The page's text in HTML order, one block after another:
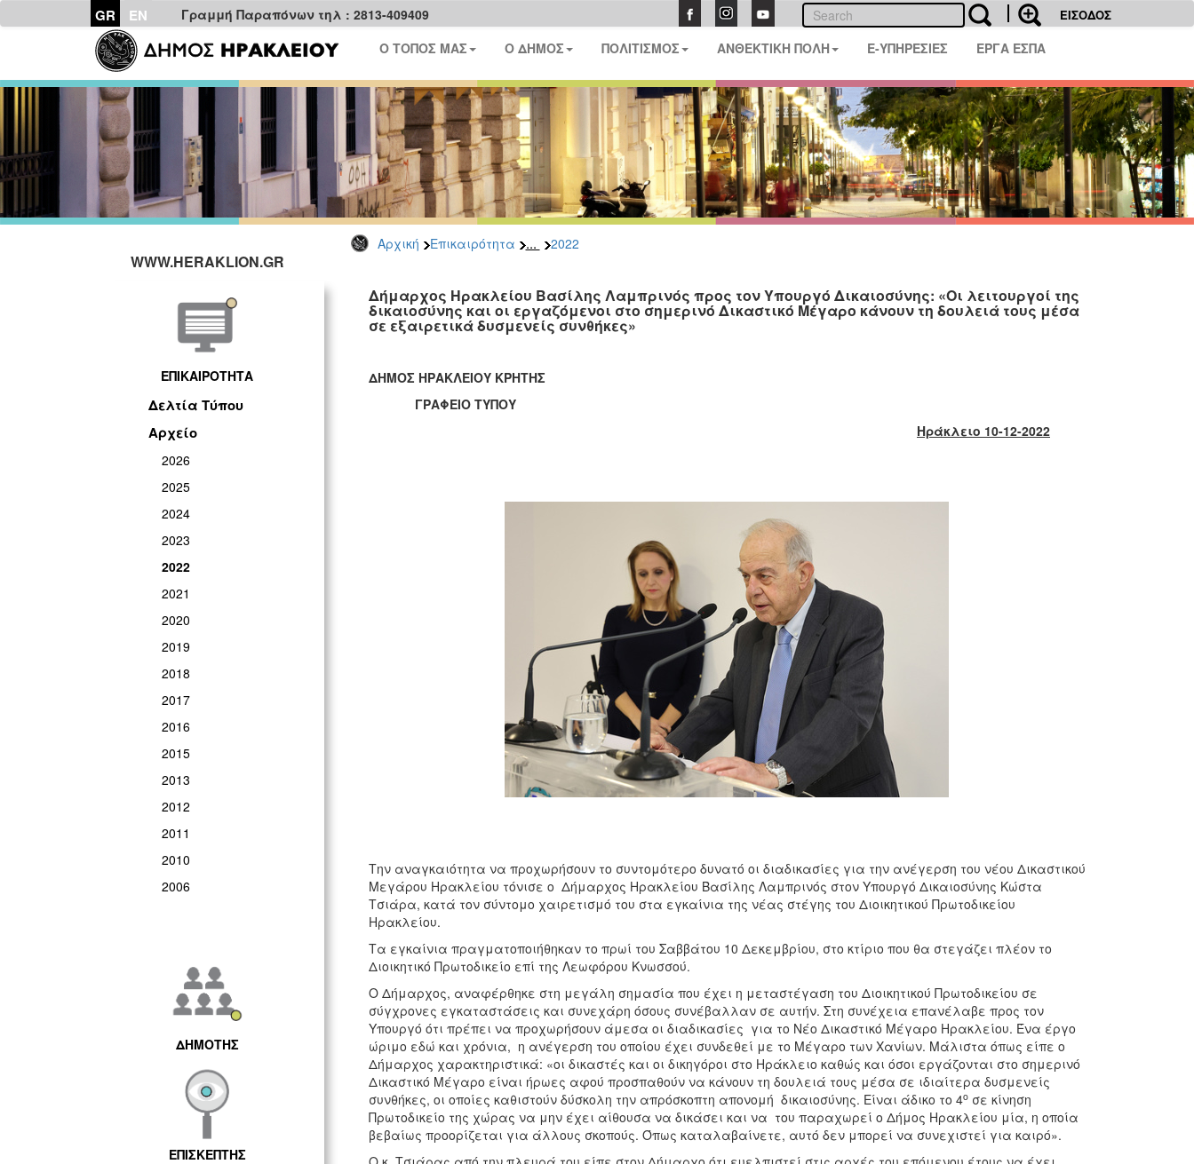
GR EN Γραμμή Παραπόνων τηλ : 2813-409409 ΕΙΣΟΔΟΣ
Ο ΤΟΠΟΣ ΜΑΣ Ο ΔΗΜΟΣ ΠΟΛΙΤΙΣΜΟΣ ΑΝΘΕΚΤΙΚΗ ΠΟΛΗ E-ΥΠΗΡΕΣΙΕΣ ΕΡΓΑ ΕΣΠΑ
Αρχική Επικαιρότητα ... 2022
WWW.HERAKLION.GR
ΕΠΙΚΑΙΡΟΤΗΤΑ
Δελτία Τύπου
Αρχείο
2026
2025
2024
2023
2022
2021
2020
2019
2018
2017
2016
2015
2013
2012
2011
2010
2006
ΔΗΜΟΤΗΣ
ΕΠΙΣΚΕΠΤΗΣ
Δήμαρχος Ηρακλείου Βασίλης Λαμπρινός προς τον Υπουργό Δικαιοσύνης: «Οι λειτουργοί της
δικαιοσύνης και οι εργαζόμενοι στο σημερινό Δικαστικό Μέγαρο κάνουν τη δουλειά τους μέσα
σε εξαιρετικά δυσμενείς συνθήκες»
ΔΗΜΟΣ ΗΡΑΚΛΕΙΟΥ ΚΡΗΤΗΣ
ΓΡΑΦΕΙΟ ΤΥΠΟΥ
Ηράκλειο 10-12-2022
Την αναγκαιότητα να προχωρήσουν το συντομότερο δυνατό οι διαδικασίες για την ανέγερση του νέου Δικαστικού
Μεγάρου Ηρακλείου τόνισε ο Δήμαρχος Ηρακλείου Βασίλης Λαμπρινός στον Υπουργό Δικαιοσύνης Κώστα
Τσιάρα, κατά τον σύντομο χαιρετισμό του στα εγκαίνια της νέας στέγης του Διοικητικού Πρωτοδικείου
Ηρακλείου.
Τα εγκαίνια πραγματοποιήθηκαν το πρωί του Σαββάτου 10 Δεκεμβρίου, στο κτίριο που θα στεγάζει πλέον το
Διοικητικό Πρωτοδικείο επί της Λεωφόρου Κνωσσού.
Ο Δήμαρχος, αναφέρθηκε στη μεγάλη σημασία που έχει η μεταστέγαση του Διοικητικού Πρωτοδικείου σε
σύγχρονες εγκαταστάσεις και συνεχάρη όσους συνέβαλλαν σε αυτήν. Στη συνέχεια επανέλαβε προς τον
Υπουργό ότι πρέπει να προχωρήσουν άμεσα οι διαδικασίες για το Νέο Δικαστικό Μέγαρο Ηρακλείου. Ένα έργο
ώριμο εδώ και χρόνια, η ανέγερση του οποίου έχει συνδεθεί με το Μέγαρο των Χανίων. Μάλιστα όπως είπε ο
Δήμαρχος χαρακτηριστικά: «οι δικαστές και οι δικηγόροι στο Ηράκλειο καθώς και όσοι εργάζονται στο σημερινό
Δικαστικό Μέγαρο είναι ήρωες αφού προσπαθούν να κάνουν τη δουλειά τους μέσα σε ιδιαίτερα δυσμενείς
συνθήκες, οι οποίες καθιστούν δύσκολη την απρόσκοπτη απονομή δικαιοσύνης. Είναι άδικο το 4οσε κίνηση
Πρωτοδικείο της χώρας να μην έχει αίθουσα να δικάσει και να του παραχωρεί ο Δήμος Ηρακλείου μία, η οποία
βεβαίως προορίζεται για άλλους σκοπούς. Όπως καταλαβαίνετε, αυτό δεν μπορεί να συνεχιστεί για καιρό».